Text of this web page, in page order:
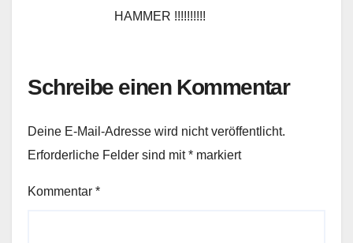
HAMMER !!!!!!!!!!
Schreibe einen Kommentar
Deine E-Mail-Adresse wird nicht veröffentlicht.
Erforderliche Felder sind mit* markiert
Kommentar *